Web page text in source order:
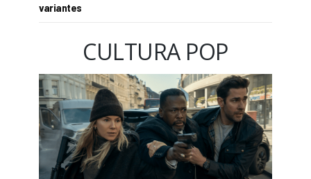
variantes
CULTURA POP